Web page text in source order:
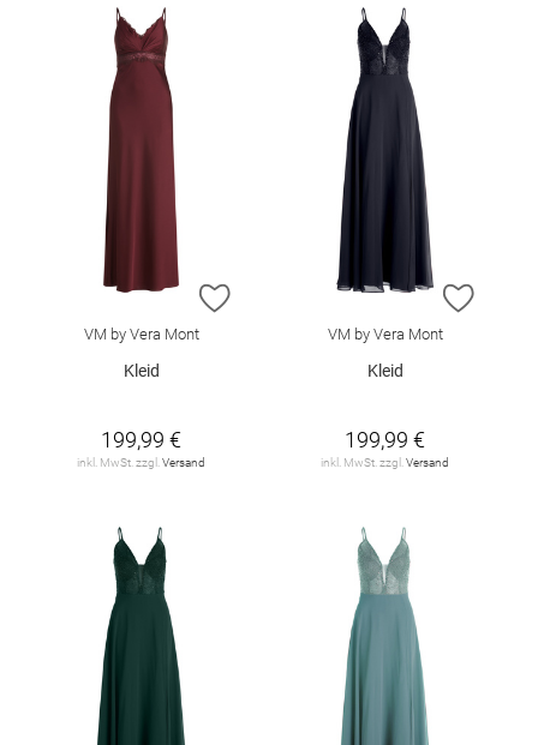
ZUR WUNSCHLISTE HINZUFÜGEN
VM by Vera Mont
Kleid
199,99 €
inkl. MwSt. zzgl. Versand
ZUR
VM by Vera Mont
Kleid
199,99 €
inkl. MwSt. zzgl. Versand